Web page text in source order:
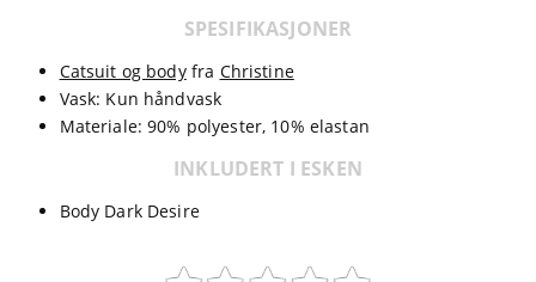
SPESIFIKASJONER
Catsuit og bodyfra Christine
Vask: Kun håndvask
Materiale: 90% polyester, 10% elastan
INKLUDERT I ESKEN
Body Dark Desire